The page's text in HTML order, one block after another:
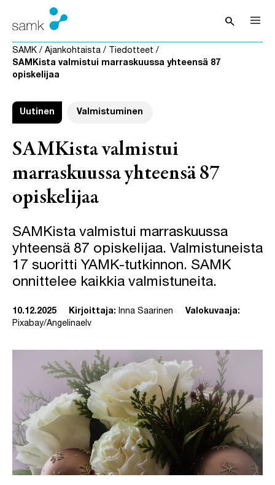
Siirry sisältöön
searchAvaa haku
SAMK / Ajankohtaista / Tiedotteet /
SAMKista valmistui marraskuussa yhteensä 87
opiskelijaa
Uutinen Valmistuminen
SAMKista valmistui
marraskuussa yhteensä 87
opiskelijaa
SAMKista valmistui marraskuussa
yhteensä 87 opiskelijaa. Valmistuneista
17 suoritti YAMK-tutkinnon. SAMK
onnittelee kaikkia valmistuneita.
10.12.2025 Kirjoittaja: Inna Saarinen
Valokuvaaja:
Pixabay/Angelinaelv